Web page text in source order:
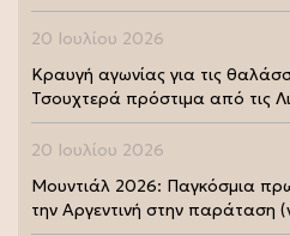
20 Ιουλίου 2026
Κραυγή αγωνίας για τις
Τσουχτερά πρόστιμα από τις
20 Ιουλίου 2026
Μουντιάλ 2026: Παγκόσμια
την Αργεντινή στην παράταση